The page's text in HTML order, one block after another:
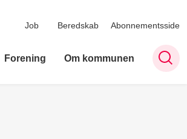
Job Beredskab Abonnementsside
Forening Om kommunen